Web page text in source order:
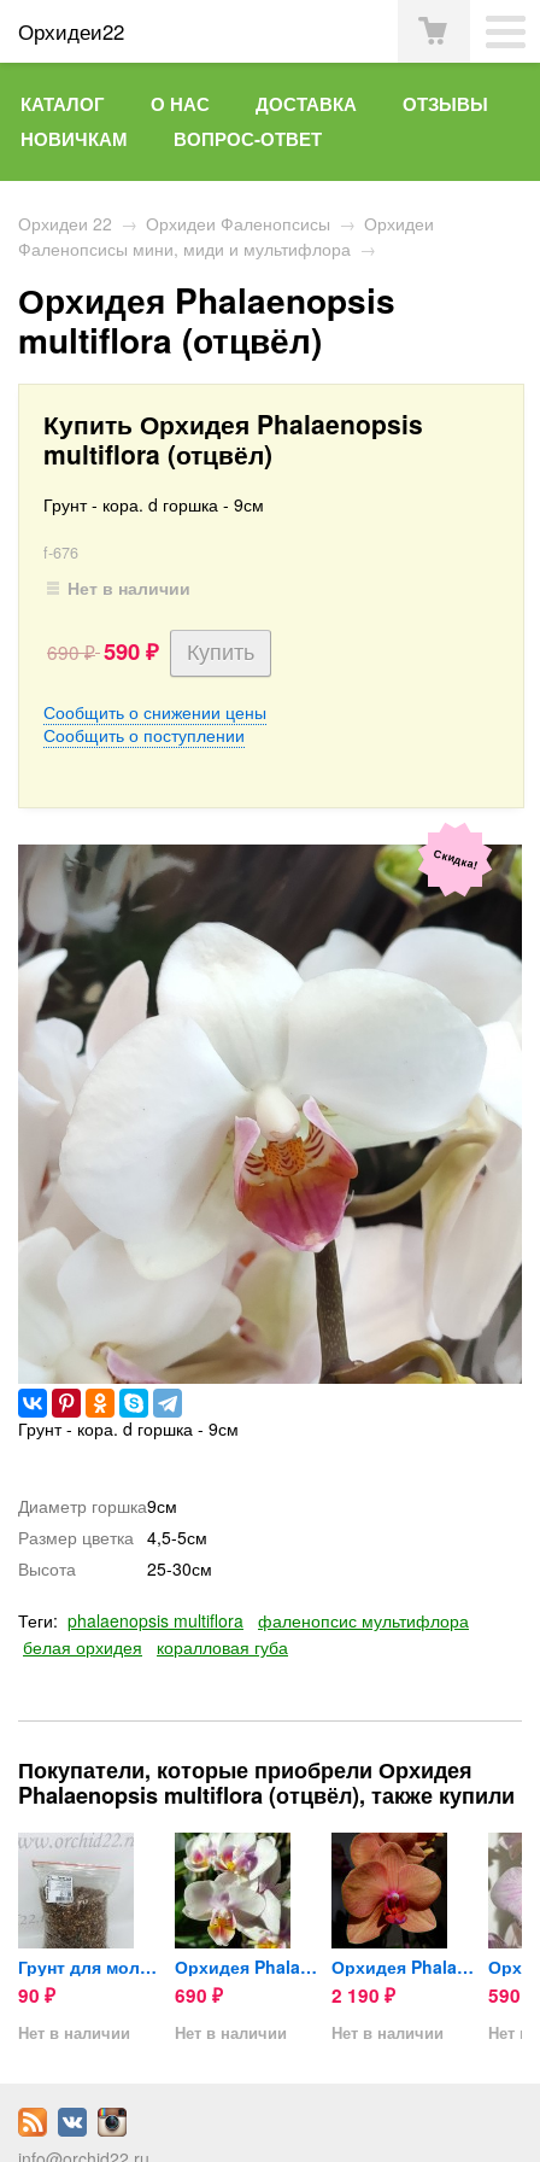
Орхидеи22
КАТАЛОГ О НАС ДОСТАВКА
ОТЗЫВЫ
НОВИЧКАМ
ВОПРОС-ОТВЕТ
Орхидеи 22 → Орхидеи Фаленопсисы → Орхидеи
Фаленопсисы мини, миди и мультифлора →
Орхидея Phalaenopsis
multiflora (отцвёл)
Купить Орхидея Phalaenopsis
multiflora (отцвёл)
Грунт - кора. d горшка - 9см
f-676
Нет в наличии
690₽ 590 ₽
Сообщить о снижении цены
Сообщить о поступлении
Скидка!
Грунт - кора. d горшка - 9см
Диаметр горшка9см
Размер цветка 4,5-5см
Высота
25-30см
Теги: phalaenopsis multiflora
фаленопсис мультифлора
белая орхидея
коралловая губа
Покупатели, которые приобрели Орхидея
Phalaenopsis multiflora (отцвёл), также купили
Грунт для молодых орхидей 2л
90 ₽
Нет в наличии
Орхидея Phalaenopsis,...
690 ₽
Нет в наличии
Орхидея Phalaenopsis Asian...
2 190 ₽
Нет в наличии
590
Нет в